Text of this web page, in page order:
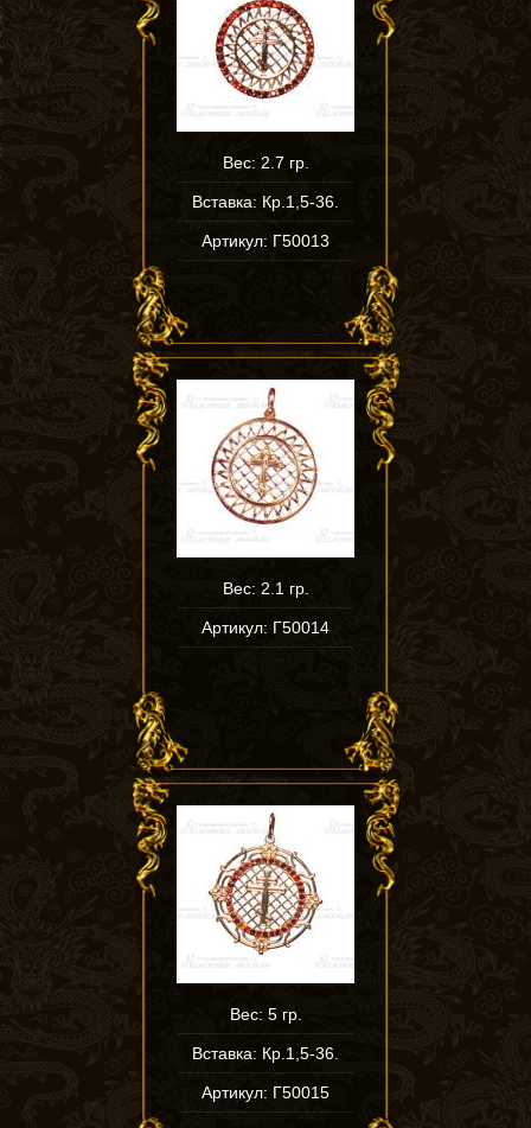
Вес: 2.7 гр.
Вставка: Кр.1,5-36.
Артикул: Г50013
Вес: 2.1 гр.
Артикул: Г50014
Вес: 5 гр.
Вставка: Кр.1,5-36.
Артикул: Г50015